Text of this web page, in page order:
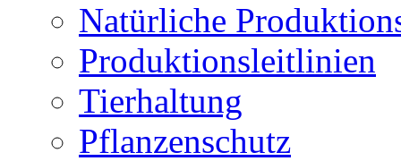
Natürliche
Produktionsleitlinien
Tierhaltung
Pflanzenschutz